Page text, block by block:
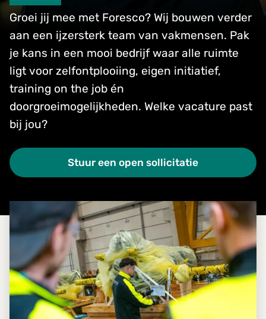
Groei jij mee met Foresco? Wij bouwen verder
aan een ijzersterk team van vakmensen. Pak
je kans in een mooi bedrijf waar alle ruimte
ligt voor zelfontplooiing, eigen initiatief,
training on the job én
doorgroeimogelijkheden. Welke vacature past
bij jou?
Stuur een open sollicitatie